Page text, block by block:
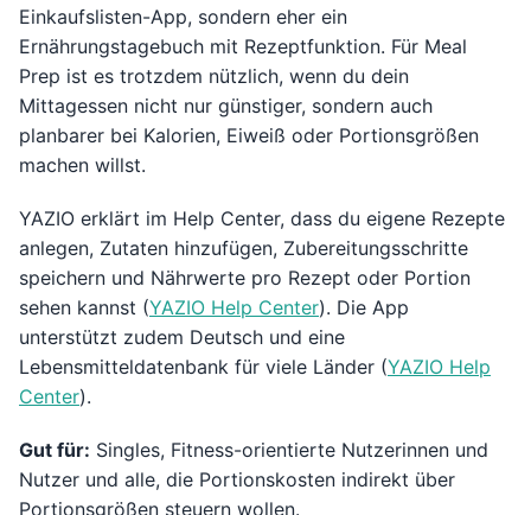
Einkaufslisten-App, sondern eher ein
Ernährungstagebuch mit Rezeptfunktion. Für Meal
Prep ist es trotzdem nützlich, wenn du dein
Mittagessen nicht nur günstiger, sondern auch
planbarer bei Kalorien, Eiweiß oder Portionsgrößen
machen willst.
YAZIO erklärt im Help Center, dass du eigene Rezepte
anlegen, Zutaten hinzufügen, Zubereitungsschritte
speichern und Nährwerte pro Rezept oder Portion
sehen kannst (YAZIO Help Center). Die App
unterstützt zudem Deutsch und eine
Lebensmitteldatenbank für viele Länder (YAZIO Help
Center).
Gut für: Singles, Fitness-orientierte Nutzerinnen und
Nutzer und alle, die Portionskosten indirekt über
Portionsgrößen steuern wollen.